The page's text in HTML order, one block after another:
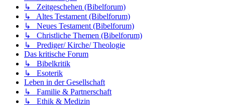
↳ Zeitgeschehen (Bibelforum)
↳ Altes Testament (Bibelforum)
↳ Neues Testament (Bibelforum)
↳ Christliche Themen (Bibelforum)
↳ Prediger/ Kirche/ Theologie
Das kritische Forum
↳ Bibelkritik
↳ Esoterik
Leben in der Gesellschaft
↳ Familie & Partnerschaft
↳ Ethik & Medizin